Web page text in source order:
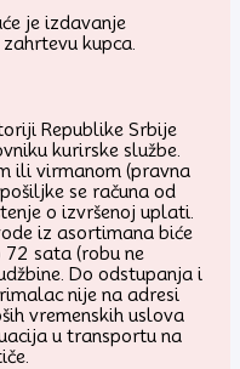
je izdavanje
kupca.
Republike Srbije
kurirske službe.
ili virmanom (pravna
se računa od
o izvršenoj uplati.
iz asortimana biće
72 sata (robu ne
Do odstupanja i
nije na adresi
vremenskih uslova
u transportu na